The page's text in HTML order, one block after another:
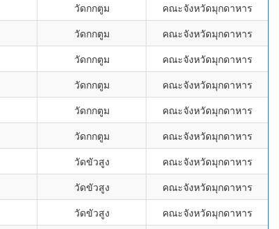
วัดกกตูม
คณะจังหวัดมุกดาหาร
วัดกกตูม
คณะจังหวัดมุกดาหาร
วัดกกตูม
คณะจังหวัดมุกดาหาร
วัดกกตูม
คณะจังหวัดมุกดาหาร
วัดกกตูม
คณะจังหวัดมุกดาหาร
วัดกกตูม
คณะจังหวัดมุกดาหาร
วัดขัวสูง
คณะจังหวัดมุกดาหาร
วัดขัวสูง
คณะจังหวัดมุกดาหาร
วัดขัวสูง คณะจังหวัดมุกดาหาร